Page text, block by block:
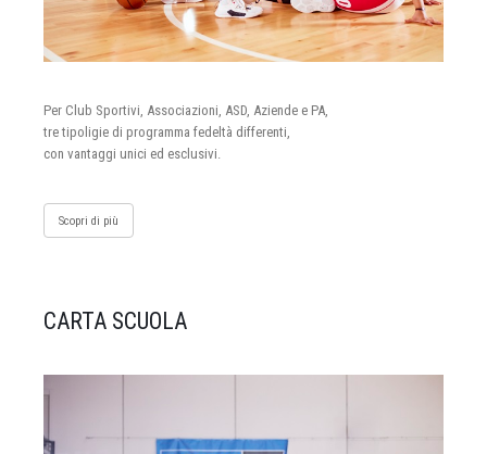
Per Club Sportivi, Associazioni, ASD, Aziende e PA,
tre tipoligie di programma fedeltà differenti,
con vantaggi unici ed esclusivi.
Scopri di più
CARTA SCUOLA